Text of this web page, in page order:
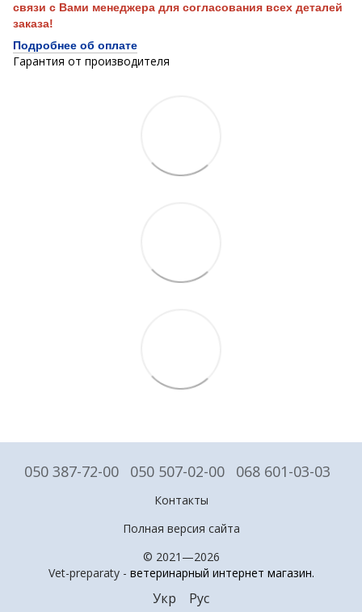
связи с Вами менеджера для согласования всех деталей
заказа!
Подробнее об оплате
Гарантия от производителя
050 387-72-00 050 507-02-00 068 601-03-03
Контакты
Полная версия сайта
© 2021—2026
Vet-preparaty - ветеринарный интернет магазин.
Укр Рус